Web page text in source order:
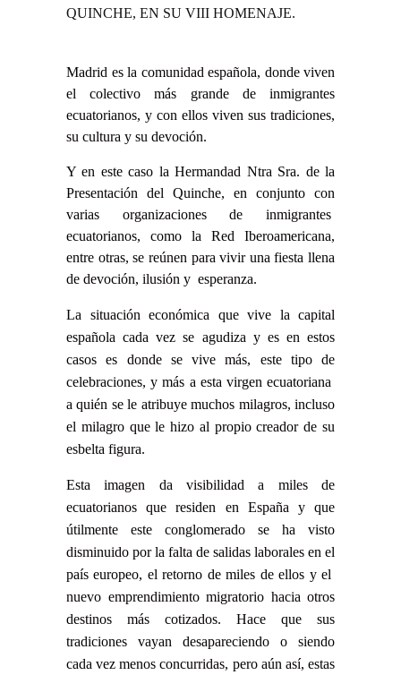
QUINCHE, EN SU VIII HOMENAJE.
Madrid es la comunidad española, donde viven
el colectivo más grande de inmigrantes
ecuatorianos, y con ellos viven sus tradiciones,
su cultura y su devoción.
Y en este caso la Hermandad Ntra Sra. de la
Presentación del Quinche, en conjunto con
varias organizaciones de inmigrantes
ecuatorianos, como la Red Iberoamericana,
entre otras, se reúnen para vivir una fiesta llena
de devoción, ilusión y esperanza.
La situación económica que vive la capital
española cada vez se agudiza y es en estos
casos es donde se vive más, este tipo de
celebraciones, y más a esta virgen ecuatoriana
a quién se le atribuye muchos milagros, incluso
el milagro que le hizo al propio creador de su
esbelta figura.
Esta imagen da visibilidad a miles de
ecuatorianos que residen en España y que
útilmente este conglomerado se ha visto
disminuido por la falta de salidas laborales en el
país europeo, el retorno de miles de ellos y el
nuevo emprendimiento migratorio hacia otros
destinos más cotizados. Hace que sus
tradiciones vayan desapareciendo o siendo
cada vez menos concurridas, pero aún así, estas